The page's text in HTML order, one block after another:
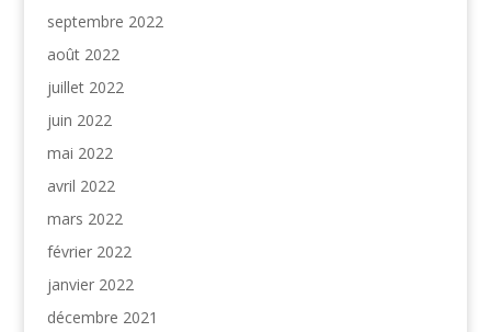
septembre 2022
août 2022
juillet 2022
juin 2022
mai 2022
avril 2022
mars 2022
février 2022
janvier 2022
décembre 2021